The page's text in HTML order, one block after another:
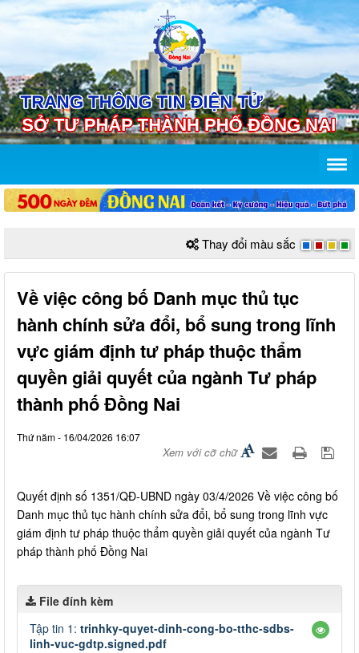
Thay đổi màu sắc
Về việc công bố Danh mục thủ tục
hành chính sửa đổi, bổ sung trong lĩnh
vực giám định tư pháp thuộc thẩm
quyền giải quyết của ngành Tư pháp
thành phố Đồng Nai
Thứ năm - 16/04/2026 16:07
Xem với cỡ chữ
Quyết định số 1351/QĐ-UBND ngày 03/4/2026 Về việc công bố
Danh mục thủ tục hành chính sửa đổi, bổ sung trong lĩnh vực
giám định tư pháp thuộc thẩm quyền giải quyết của ngành Tư
pháp thành phố Đồng Nai
File đính kèm
Tập tin 1: trinhky-quyet-dinh-cong-bo-tthc-sdbs-
linh-vuc-gdtp.signed.pdf